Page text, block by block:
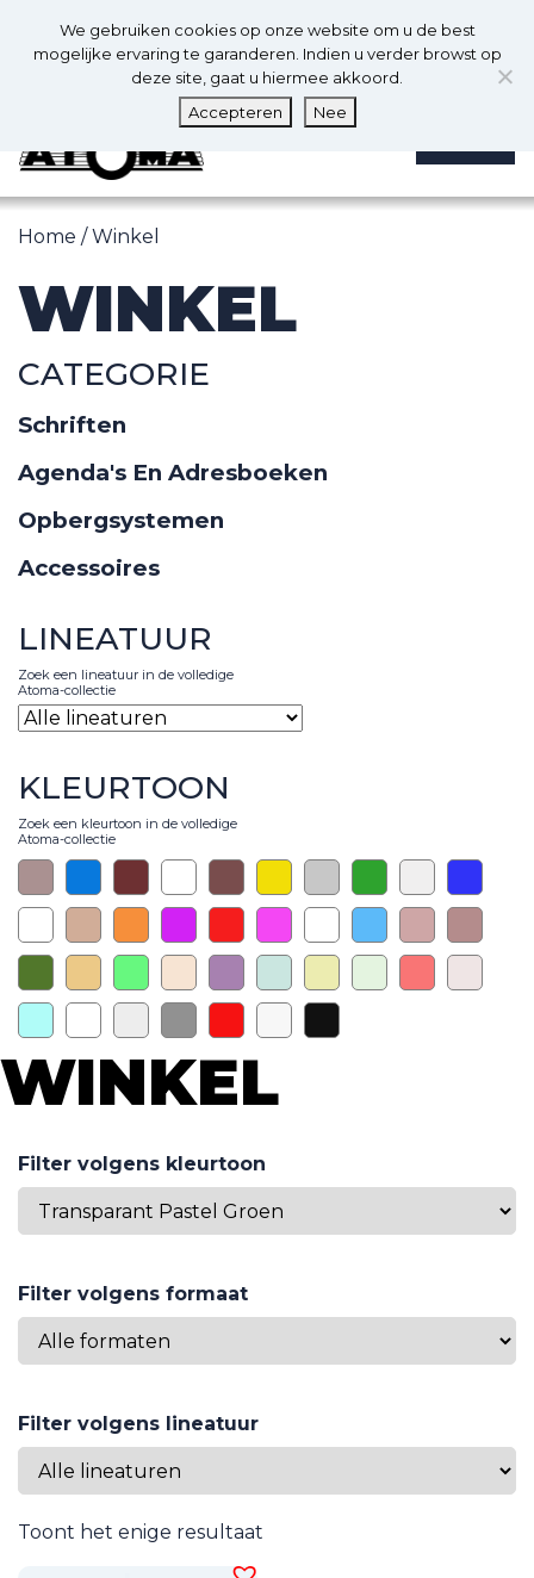
0 0
Home / Winkel
WINKEL
CATEGORIE
Schriften
Agenda's En Adresboeken
Opbergsystemen
Accessoires
LINEATUUR
Zoek een lineatuur in de volledige
Atoma-collectie
KLEURTOON
Zoek een kleurtoon in de volledige
Atoma-collectie
WINKEL
Filter volgens kleurtoon
Filter volgens formaat
Filter volgens lineatuur
Toont het enige resultaat
We gebruiken cookies op onze website om u de best
mogelijke ervaring te garanderen. Indien u verder browst op
deze site, gaat u hiermee akkoord.
Accepteren
Nee